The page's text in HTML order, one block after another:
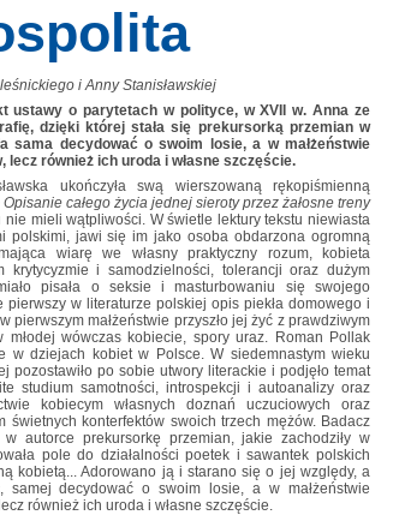
i Anny Stanisławskiej
ustawy o parytetach w polityce, w XVII w. Anna ze
dzięki której stała się prekursorką przemian w
sama decydować o swoim losie, a w małżeństwie
lecz również ich uroda i własne szczęście.
ukończyła swą wierszowaną rękopiśmienną
całego życia jednej sieroty przez żałosne treny
nie mieli wątpliwości. W świetle lektury tekstu niewiasta
polskimi, jawi się im jako osoba obdarzona ogromną
wiarę we własny praktyczny rozum, kobieta
krytycyzmie i samodzielności, tolerancji oraz dużym
pisała o seksie i masturbowaniu się swojego
w literaturze polskiej opis piekła domowego i
pierwszym małżeństwie przyszło jej żyć z prawdziwym
wówczas kobiecie, spory uraz. Roman Pollak
w dziejach kobiet w Polsce. W siedemnastym wieku
pozostawiło po sobie utwory literackie i podjęło temat
studium samotności, introspekcji i autoanalizy oraz
kobiecym własnych doznań uczuciowych oraz
konterfektów swoich trzech mężów. Badacz
autorce prekursorkę przemian, jakie zachodziły w
pole do działalności poetek i sawantek polskich
kobietą... Adorowano ją i starano się o jej względy, a
samej decydować o swoim losie, a w małżeństwie
również ich uroda i własne szczęście.